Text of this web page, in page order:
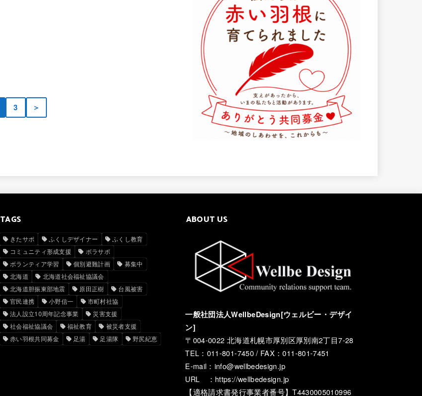
3 ＞
TAGS
きたサポ ふくしデザイナー
ふくし教育
コミュニティ形成支援
ボラサポ
ボランティア学習
個別避難計画
募集中
北海道
北海道社会福祉協議会
北海道胆振東部地震
原田正樹
台風被害
官民連携
小野信一
市町村社協
法人設立10周年記念事業
災害支援
社会福祉協議会
福祉教育
被災者支援
赤い羽根共同募金
足湯 足湯隊 野尻紀恵
ABOUT US
一般社団法人WellbeDesign[ウェルビー・デザイ
ン]
〒004-0022 北海道札幌市厚別区厚別南2丁目7-28
TEL：011-801-7450 / FAX：011-801-7451
E-mail：info@wellbedesign.jp
URL ：https://wellbedesign.jp
【適格請求書発行事業者番号】T4430005010996